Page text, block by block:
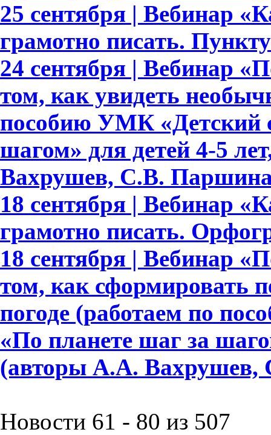
25 сентября | Вебинар
грамотно писать.
24 сентября | Вебинар
том, как увидеть
пособию УМК «Детский
шагом» для детей 4-5
Вахрушев, С.В.
18 сентября | Вебинар
грамотно писать.
18 сентября | Вебинар
том, как сформировать
погоде (работаем по
«По планете шаг за
(авторы А.А. Вахрушев,
Новости 61 - 80 из 507